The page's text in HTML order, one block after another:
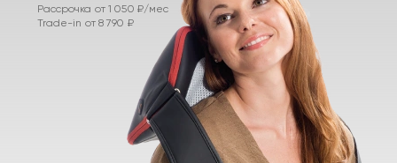
Рассрочка от1 050 ₽/мес
Trade-in от 8 790 ₽